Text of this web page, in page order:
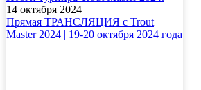
14 октября 2024
Прямая ТРАНСЛЯЦИЯ с Trout
Master 2024 | 19-20 октября 2024 года